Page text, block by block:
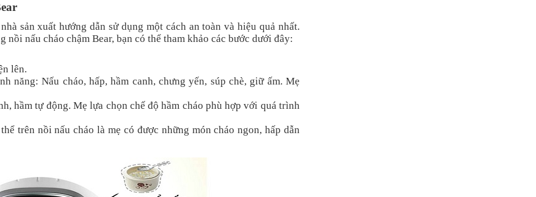
sản xuất hướng dẫn sử dụng một cách an toàn và hiệu quả nhất.
nồi nấu cháo chậm Bear, bạn có thể tham khảo các bước dưới đây:
lên.
năng: Nấu cháo, hấp, hầm canh, chưng yến, súp chè, giữ ấm. Mẹ
hầm tự động. Mẹ lựa chọn chế độ hầm cháo phù hợp với quá trình
trên nồi nấu cháo là mẹ có được những món cháo ngon, hấp dẫn